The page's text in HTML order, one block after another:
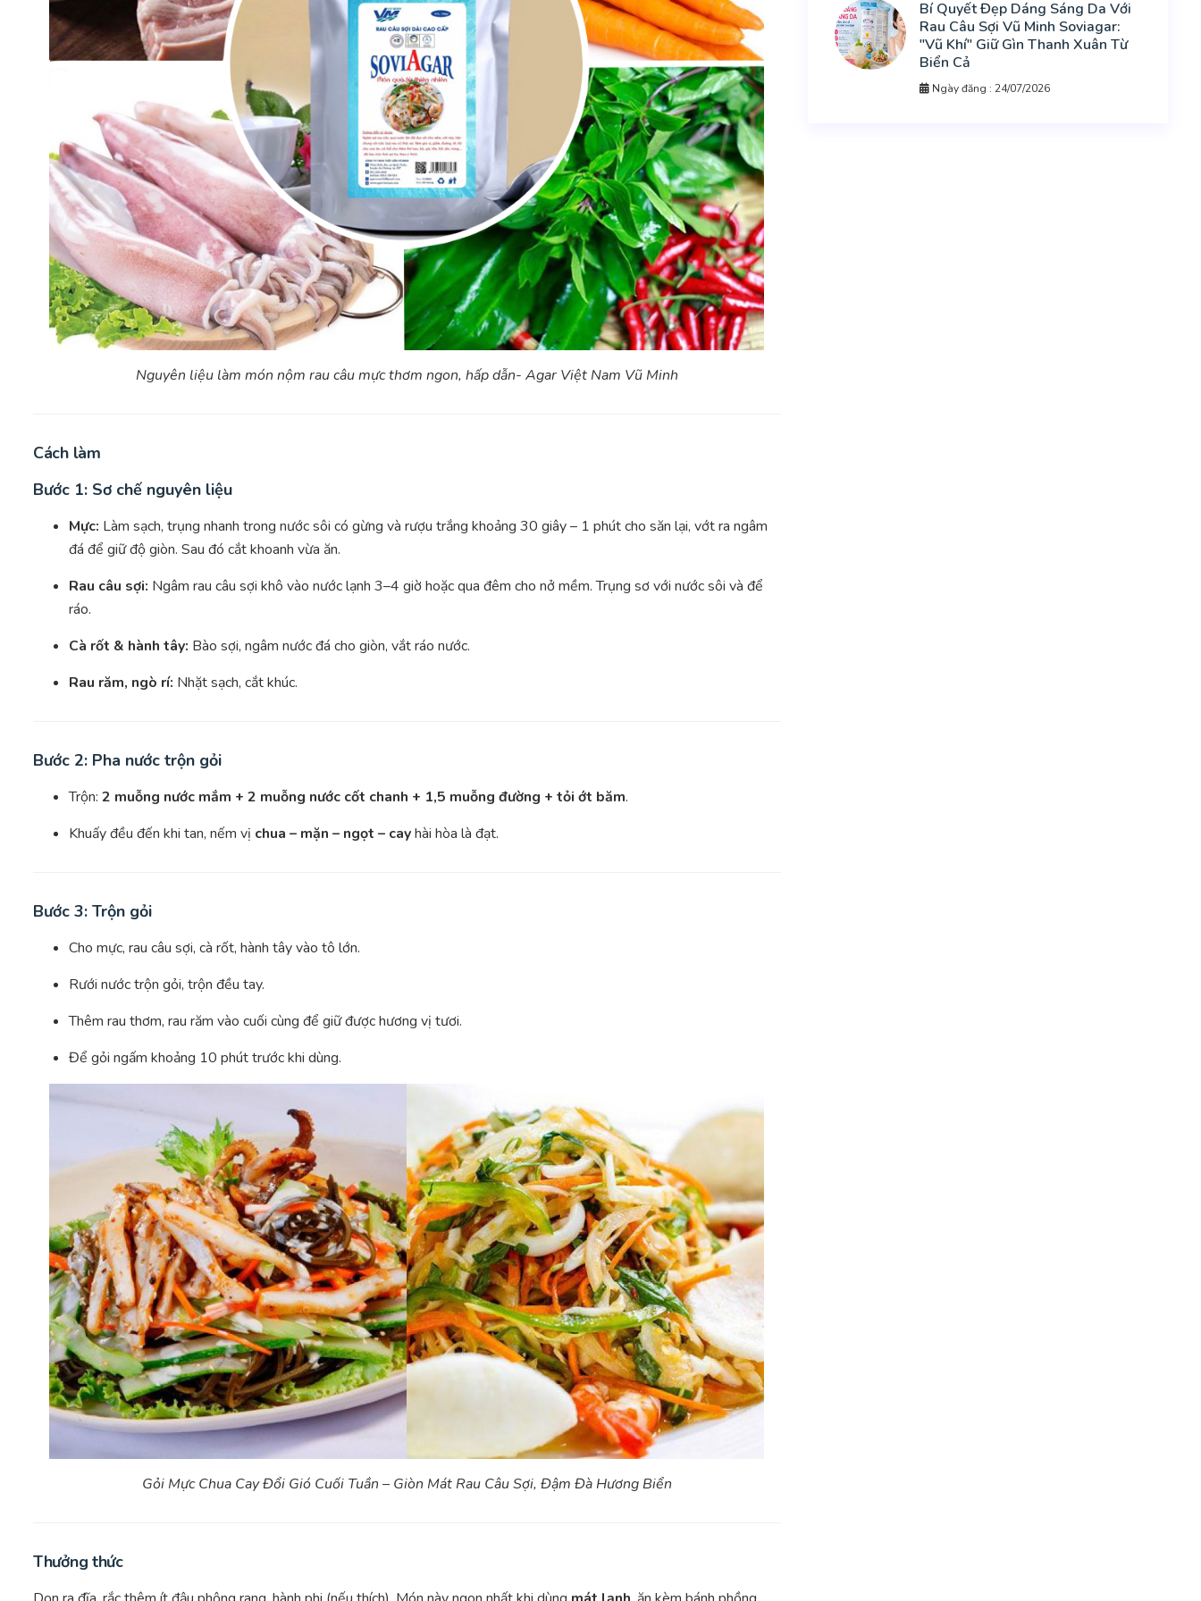
Nguyên liệu làm món nộm rau câu mực thơm ngon, hấp dẫn- Agar Việt Nam Vũ Minh
Cách làm
Bước 1: Sơ chế nguyên liệu
Mực: Làm sạch, trụng nhanh trong nước sôi có gừng và rượu trắng khoảng 30 giây – 1 phút cho săn lại, vớt ra ngâm
đá để giữ độ giòn. Sau đó cắt khoanh vừa ăn.
Rau câu sợi: Ngâm rau câu sợi khô vào nước lạnh 3–4 giờ hoặc qua đêm cho nở mềm. Trụng sơ với nước sôi và để
ráo.
Cà rốt & hành tây: Bào sợi, ngâm nước đá cho giòn, vắt ráo nước.
Rau răm, ngò rí: Nhặt sạch, cắt khúc.
Bước 2: Pha nước trộn gỏi
Trộn: 2 muỗng nước mắm + 2 muỗng nước cốt chanh + 1,5 muỗng đường + tỏi ớt băm.
Khuấy đều đến khi tan, nếm vị chua – mặn – ngọt – cayhài hòa là đạt.
Bước 3: Trộn gỏi
Cho mực, rau câu sợi, cà rốt, hành tây vào tô lớn.
Rưới nước trộn gỏi, trộn đều tay.
Thêm rau thơm, rau răm vào cuối cùng để giữ được hương vị tươi.
Để gỏi ngấm khoảng 10 phút trước khi dùng.
Gỏi Mực Chua Cay Đổi Gió Cuối Tuần – Giòn Mát Rau Câu Sợi, Đậm Đà Hương Biển
Thưởng thức
Bí Quyết Đẹp Dáng Sáng Da Với
Rau Câu Sợi Vũ Minh Soviagar:
"Vũ Khí" Giữ Gìn Thanh Xuân Từ
Biển Cả
Ngày đăng : 24/07/2026